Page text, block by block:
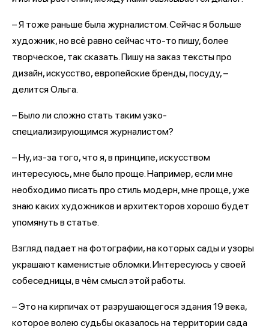
– Я тоже раньше была журналистом. Сейчас я больше
художник, но всё равно сейчас что-то пишу, более
творческое, так сказать. Пишу на заказ тексты про
дизайн, искусство, европейские бренды, посуду, –
делится Ольга.
– Было ли сложно стать таким узко-
специализирующимся журналистом?
– Ну, из-за того, что я, в принципе, искусством
интересуюсь, мне было проще. Например, если мне
необходимо писать про стиль модерн, мне проще, уже
знаю каких художников и архитекторов хорошо будет
упомянуть в статье.
Взгляд падает на фотографии, на которых сады и узоры
украшают каменистые обломки. Интересуюсь у своей
собеседницы, в чём смысл этой работы.
– Это на кирпичах от разрушающегося здания 19 века,
которое волею судьбы оказалось на территории сада